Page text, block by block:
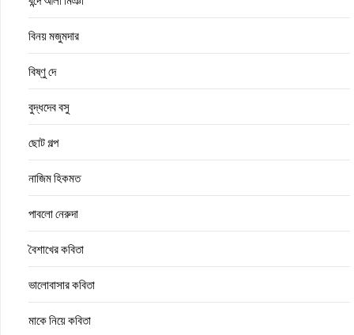
বিনয় মজুমদার
বিষ্ণু দে
বুদ্ধদেব বসু
ছোট গল্প
নাজিম হিকমত
পাবলো নেরুদা
বৈশাখের কবিতা
ভালোবাসার কবিতা
মাকে নিয়ে কবিতা